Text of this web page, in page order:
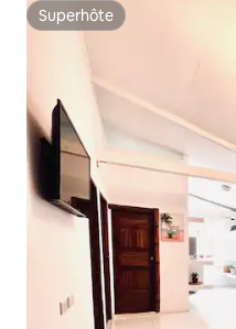
Superhôte
Superhôte